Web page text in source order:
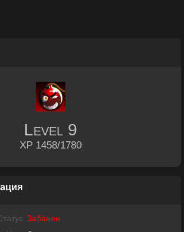
Level 9
XP 1458/1780
Забанен